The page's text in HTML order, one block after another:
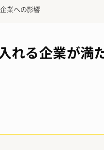
業への影響
れる企業が満